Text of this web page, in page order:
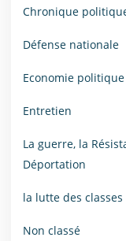
Chronique
Défense nationale
Economie politique
Entretien
La guerre, la
Déportation
la lutte des classes
Non classé